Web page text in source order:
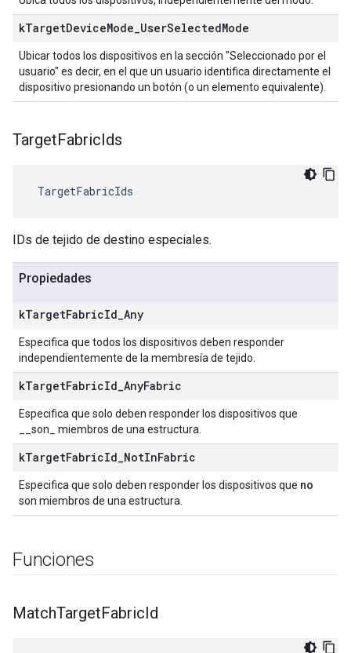
kTargetDeviceMode UserSelectedMode
Ubicar todos los dispositivos en la sección "Seleccionado por el
usuario" es decir, en el que un usuario identifica directamente el
dispositivo presionando un botón (o un elemento equivalente).
TargetFabricIds
TargetFabricIds
IDs de tejido de destino especiales.
Propiedades
kTargetFabricId Any
Especifica que todos los dispositivos deben responder
independientemente de la membresía de tejido.
kTargetFabricId AnyFabric
Especifica que solo deben responder los dispositivos que
__son_ miembros de una estructura.
kTargetFabricId NotInFabric
Especifica que solo deben responder los dispositivos que no
son miembros de una estructura.
Funciones
MatchTargetFabricId